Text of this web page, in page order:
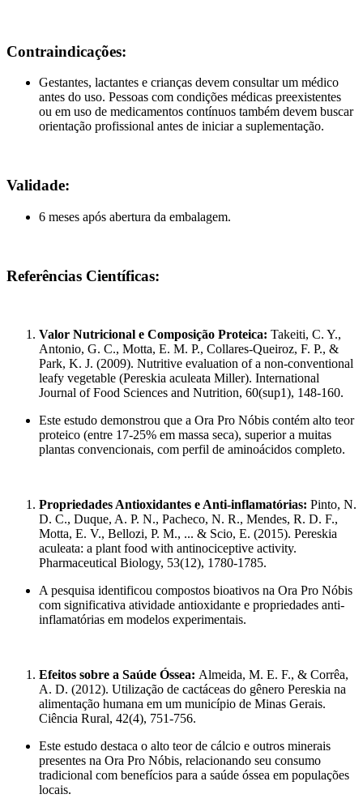
Contraindicações:
Gestantes, lactantes e crianças devem consultar um médico
antes do uso. Pessoas com condições médicas preexistentes
ou em uso de medicamentos contínuos também devem buscar
orientação profissional antes de iniciar a suplementação.
Validade:
6 meses após abertura da embalagem.
Referências Científicas:
Valor Nutricional e Composição Proteica: Takeiti, C. Y.,
Antonio, G. C., Motta, E. M. P., Collares-Queiroz, F. P., &
Park, K. J. (2009). Nutritive evaluation of a non-conventional
leafy vegetable (Pereskia aculeata Miller). International
Journal of Food Sciences and Nutrition, 60(sup1), 148-160.
Este estudo demonstrou que a Ora Pro Nóbis contém alto teor
proteico (entre 17-25% em massa seca), superior a muitas
plantas convencionais, com perfil de aminoácidos completo.
Propriedades Antioxidantes e Anti-inflamatórias: Pinto, N.
D. C., Duque, A. P. N., Pacheco, N. R., Mendes, R. D. F.,
Motta, E. V., Bellozi, P. M., ... & Scio, E. (2015). Pereskia
aculeata: a plant food with antinociceptive activity.
Pharmaceutical Biology, 53(12), 1780-1785.
A pesquisa identificou compostos bioativos na Ora Pro Nóbis
com significativa atividade antioxidante e propriedades anti-
inflamatórias em modelos experimentais.
Efeitos sobre a Saúde Óssea: Almeida, M. E. F., & Corrêa,
A. D. (2012). Utilização de cactáceas do gênero Pereskia na
alimentação humana em um município de Minas Gerais.
Ciência Rural, 42(4), 751-756.
Este estudo destaca o alto teor de cálcio e outros minerais
presentes na Ora Pro Nóbis, relacionando seu consumo
tradicional com benefícios para a saúde óssea em populações
locais.